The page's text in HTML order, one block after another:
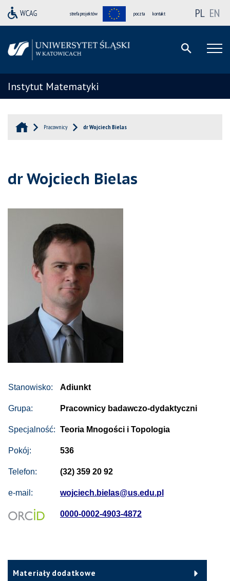
strefa projektów poczta kontakt PL EN
Instytut Matematyki
Pracownicy dr Wojciech Bielas
dr Wojciech Bielas
Stanowisko:
Grupa:
Specjalność:
Pokój:
Telefon:
e-mail:
Adiunkt
Pracownicy badawczo-dydaktyczni
Teoria Mnogości i Topologia
536
(32) 359 20 92
wojciech.bielas@us.edu.pl
0000-0002-4903-4872
Materiały dodatkowe